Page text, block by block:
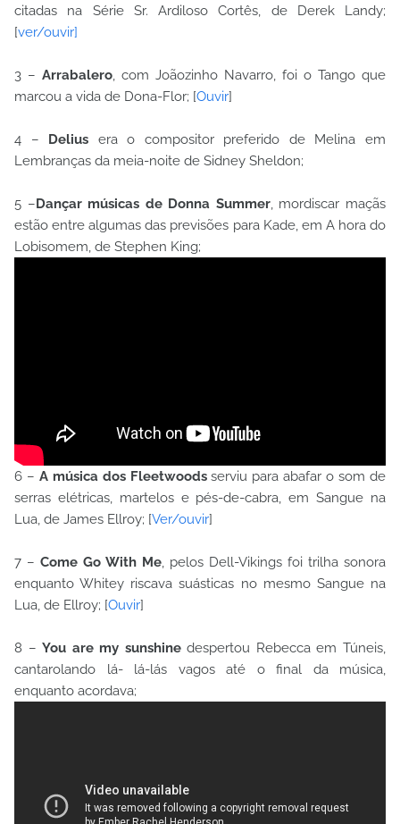
citadas na Série Sr. Ardiloso Cortês, de Derek Landy;
[ver/ouvir]
3 – Arrabalero, com Joãozinho Navarro, foi o Tango que
marcou a vida de Dona-Flor; [Ouvir]
4 – Delius era o compositor preferido de Melina em
Lembranças da meia-noite de Sidney Sheldon;
5 –Dançar músicas de Donna Summer, mordiscar maçãs
estão entre algumas das previsões para Kade, em A hora do
Lobisomem, de Stephen King;
6 – A música dos Fleetwoodsserviu para abafar o som de
serras elétricas, martelos e pés-de-cabra, em Sangue na
Lua, de James Ellroy; [Ver/ouvir]
7 – Come Go With Me, pelos Dell-Vikings foi trilha sonora
enquanto Whitey riscava suásticas no mesmo Sangue na
Lua, de Ellroy; [Ouvir]
8 –You are my sunshinedespertou Rebecca em Túneis,
cantarolando lá- lá-lás vagos até o final da música,
enquanto acordava;